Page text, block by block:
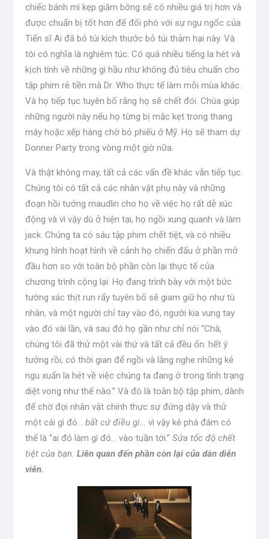
chiếc bánh mì kẹp giăm bông sẽ có nhiều giá trị hơn và
được chuẩn bị tốt hơn để đối phó với sự ngu ngốc của
Tiến sĩ Ai đã bỏ túi kích thước bỏ túi thảm hại này. Và
tôi có nghĩa là nghiêm túc. Có quá nhiều tiếng la hét và
kịch tính về những gì hầu như không đủ tiêu chuẩn cho
tập phim rẻ tiền mà Dr. Who thực tế làm mỗi mùa khác.
Và họ tiếp tục tuyên bố rằng họ sẽ chết đói. Chúa giúp
những người này nếu họ từng bị mắc kẹt trong thang
máy hoặc xếp hàng chờ bỏ phiếu ở Mỹ. Họ sẽ tham dự
Donner Party trong vòng một giờ nữa.
Và thật không may, tất cả các vấn đề khác vẫn tiếp tục.
Chúng tôi có tất cả các nhân vật phụ này và những
đoạn hồi tưởng maudlin cho họ về việc họ rất dễ xúc
động và vì vậy dù ở hiện tại, họ ngồi xung quanh và làm
jack. Chúng ta có sáu tập phim chết tiệt, và có nhiều
khung hình hoạt hình về cảnh họ chiến đấu ở phần mở
đầu hơn so với toàn bộ phần còn lại thực tế của
chương trình cộng lại. Họ đang trình bày với một bức
tường xác thịt run rẩy tuyên bố sẽ giam giữ họ như tù
nhân, và một người chỉ tay vào đó, người kia vung tay
vào đó vài lần, và sau đó họ gần như chỉ nói “Chà,
chúng tôi đã thử một vài thứ và tất cả đều ổn. hết ý
tưởng rồi, có thời gian để ngồi và lắng nghe những kẻ
ngu xuẩn la hét về việc chúng ta đang ở trong tình trạng
diệt vong như thế nào.” Và đó là toàn bộ tập phim, dành
để chờ đợi nhân vật chính thực sự đứng dậy và thử
một cái gì đó… bất cứ điều gì… vì vậy kẻ phá đám có
thể là “ai đó làm gì đó… vào tuần tới.” Sửa tốc độ chết
tiệt của bạn. Liên quan đến phần còn lại của dàn diễn
viên.